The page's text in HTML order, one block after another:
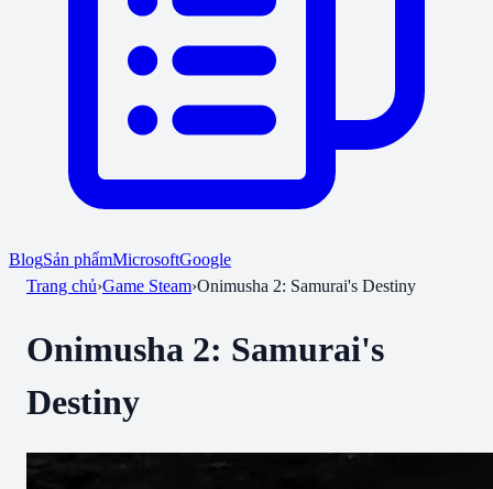
BlogSản phẩmMicrosoftGoogle
Trang chủ›Game Steam›Onimusha 2: Samurai's Destiny
Onimusha 2: Samurai's
Destiny